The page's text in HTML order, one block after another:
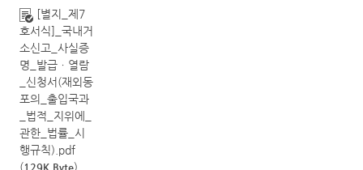
[별지_제7
호서식]_국내거
소신고_사실증
명_발급ㆍ열람
_신청서(재외동
포의_출입국과
_법적_지위에_
관한_법률_시
행규칙).pdf
(129K Byte)